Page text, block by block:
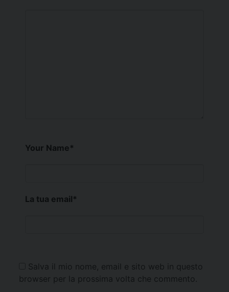
Your Name*
La tua email*
Salva il mio nome, email e sito web in questo
browser per la prossima volta che commento.